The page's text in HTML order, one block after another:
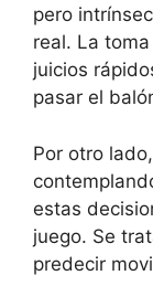
pero
real. La
juicios
pasar el
Por otro
estas
juego. Se
predecir